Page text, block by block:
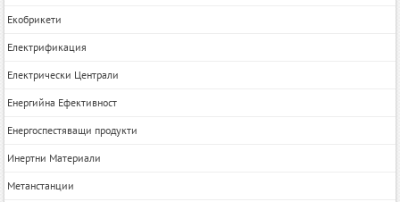
Екобрикети
Електрификация
Електрически Централи
Енергийна Ефективност
Енергоспестяващи продукти
Инертни Материали
Метанстанции